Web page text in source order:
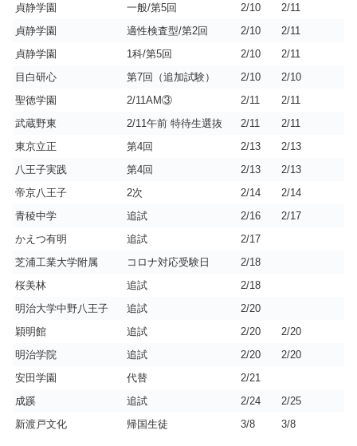
貞静学園
一般/第5回 2/10
2/11
貞静学園
適性検査型/第2回 2/10
2/11
貞静学園
1科/第5回 2/10
2/11
目白研心
第7回（追加試験） 2/10
2/10
聖徳学園
2/11AM③ 2/11
2/11
武蔵野東
2/11午前 特待生選抜 2/11
2/11
東京立正
第4回 2/13
2/13
八王子実践
第4回 2/13
2/13
帝京八王子
2次 2/14
2/14
青稜中学
追試 2/16
2/17
かえつ有明
追試
2/17
芝浦工業大学附属
コロナ対応受験日
2/18
桜美林
追試
2/18
明治大学中野八王子
追試
2/20
穎明館
追試 2/20
2/20
明治学院
追試 2/20
2/20
安田学園
代替
2/21
成蹊
追試 2/24
2/25
新渡戸文化
帰国生徒 3/8 3/8